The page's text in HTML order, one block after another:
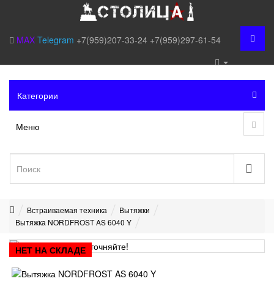
MAX Telegram +7(959)207-33-24 +7(959)297-61-54
Категории
Меню
Встраиваемая техника
Вытяжки
Вытяжка NORDFROST AS 6040 Y
НЕТ НА СКЛАДЕ